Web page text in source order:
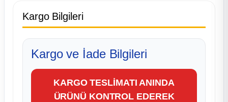
Kargo Bilgileri
Kargo ve İade Bilgileri
KARGO TESLİMATI ANINDA
ÜRÜNÜ KONTROL EDEREK